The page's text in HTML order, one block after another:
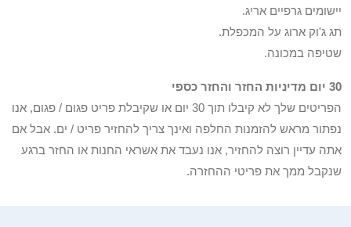
יישומים גרפיים אריג.
תג ג'וק ארוג על המכפלת.
שטיפה במכונה.
30 יום מדיניות החזר והחזר כספי
הפריטים שלך לא קיבלו תוך 30 יום או שקיבלת פריט פגום / פגום, אנו
נפתור מראש להזמנות החלפה ואינך צריך להחזיר פריט / ים. אבל אם
אתה עדיין רוצה להחזיר, אנו נעבד את אשראי החנות או החזר ברגע
שנקבל ממך את פריטי ההחזרה.